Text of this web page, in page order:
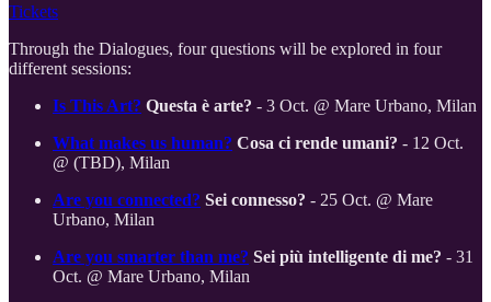
Tickets
Through the Dialogues, four questions will be explored in four
different sessions:
Is This Art? Questa è arte? - 3 Oct. @ Mare Urbano, Milan
What makes us human? Cosa ci rende umani? - 12 Oct.
@ (TBD), Milan
Are you connected? Sei connesso? - 25 Oct. @ Mare
Urbano, Milan
Are you smarter than me? Sei più intelligente di me? - 31
Oct. @ Mare Urbano, Milan